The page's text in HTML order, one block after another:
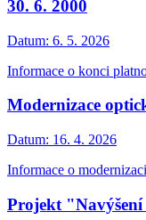
30. 6. 2000
Datum: 6. 5. 2026
Informace o konci
Modernizace
Datum: 16. 4. 2026
Informace o
Projekt